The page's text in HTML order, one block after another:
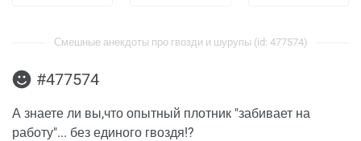
Смешные анекдоты про гвозди и шурупы (id: 477574)
#477574
А знаете ли вы,что опытный плотник "забивает на
работу"... без единого гвоздя!?